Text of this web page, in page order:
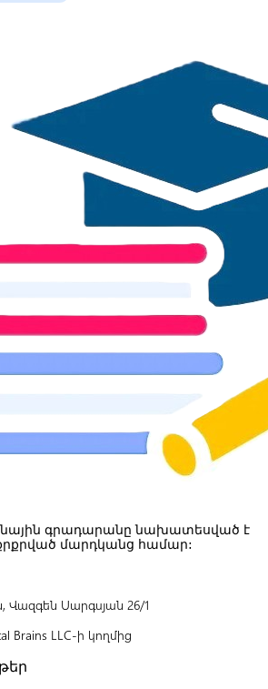
գրադարանը նախատեսված է
մարդկանց համար:
Սարգսյան 26/1
Brains LLC-ի կողմից